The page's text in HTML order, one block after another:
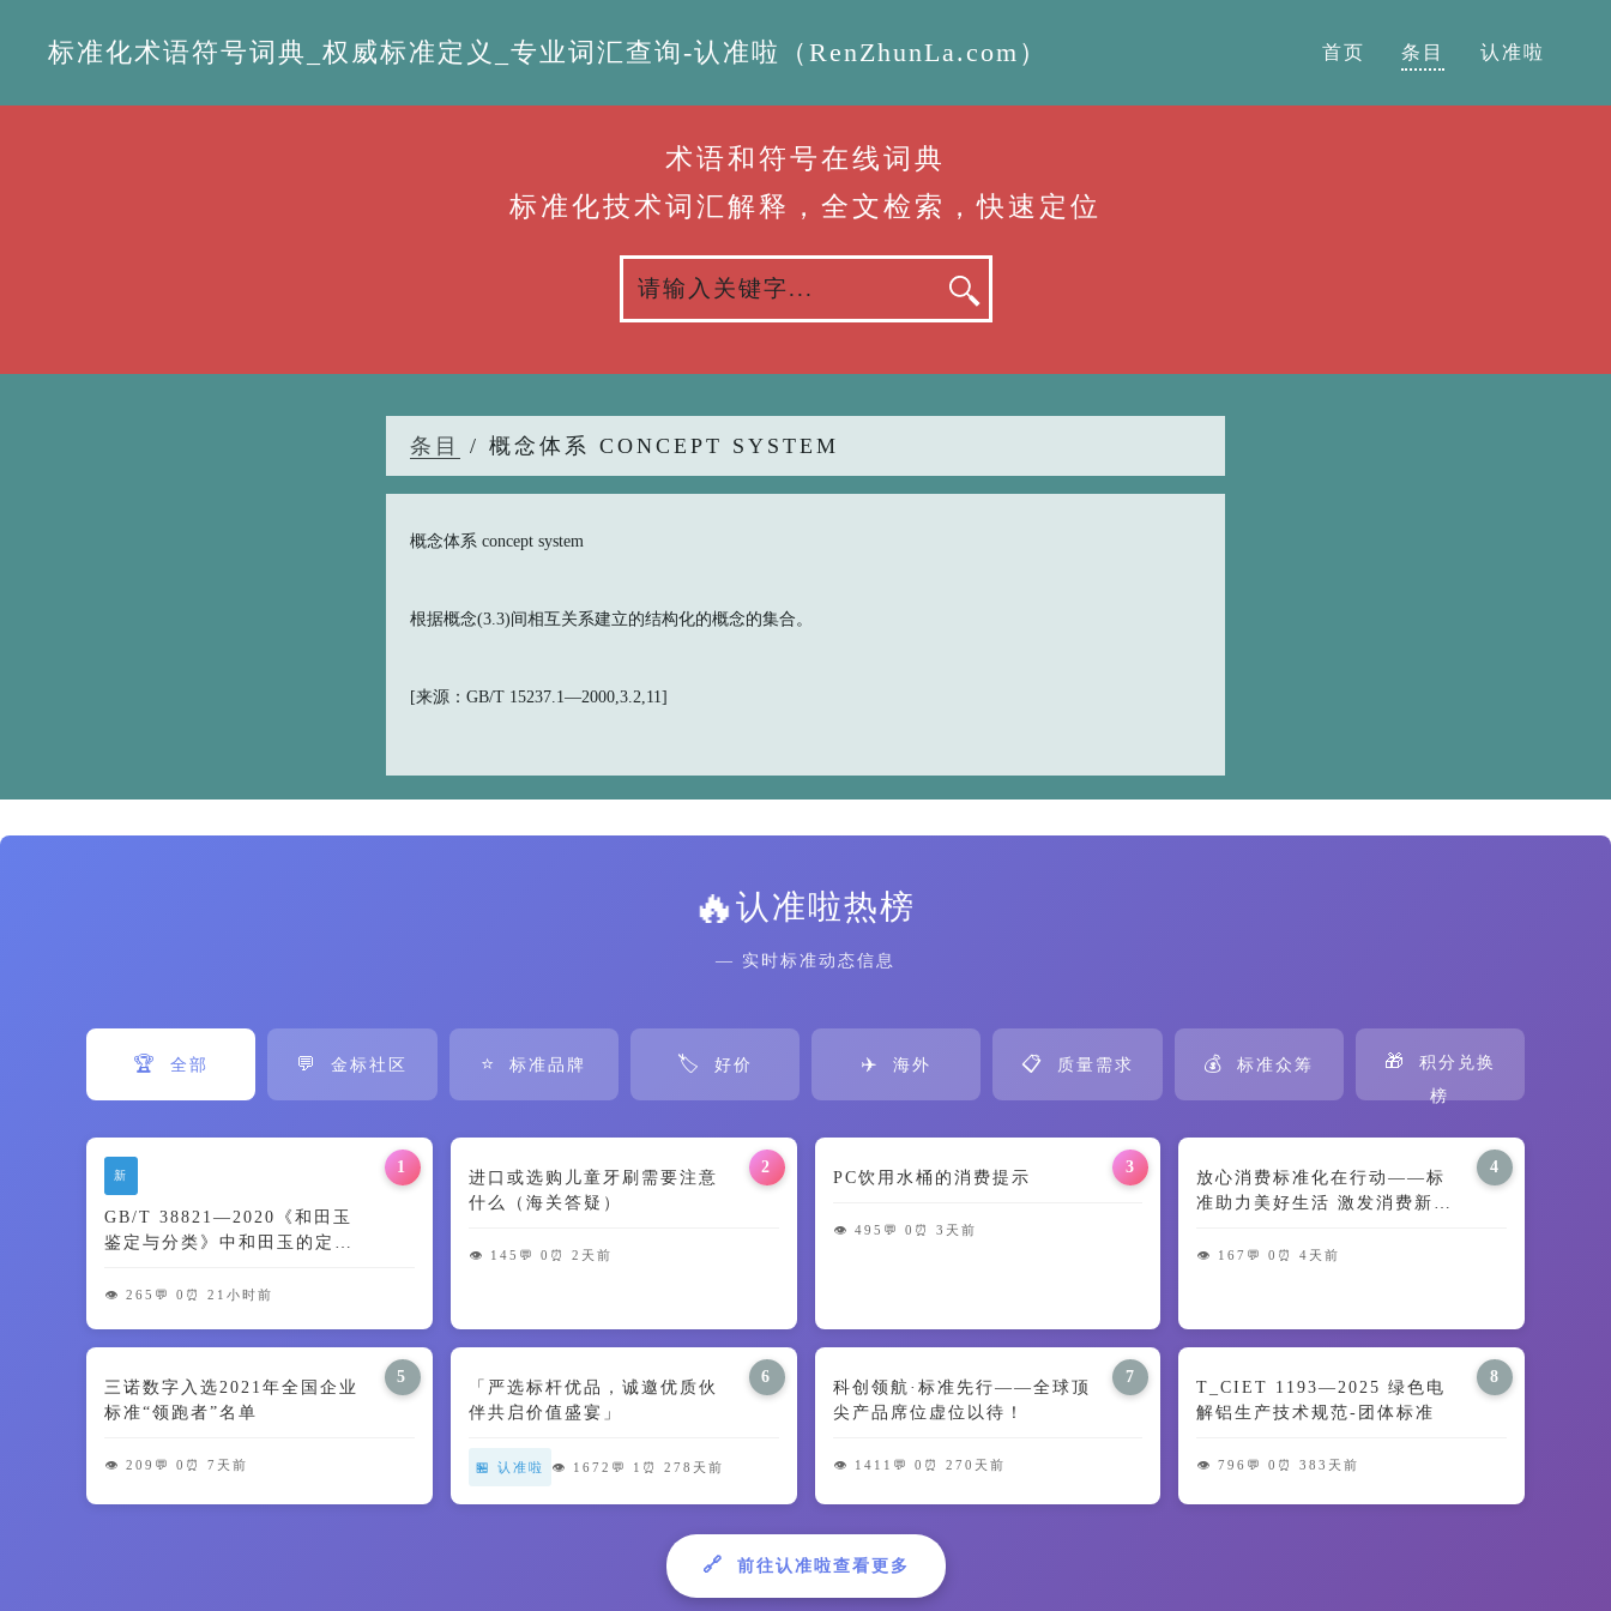
标准化术语符号词典_权威标准定义_专业词汇查询-认准啦（RenZhunLa.com） 首页 条目 认准啦
术语和符号在线词典
标准化技术词汇解释，全文检索，快速定位
条目 / 概念体系 CONCEPT SYSTEM
概念体系 concept system
根据概念(3.3)间相互关系建立的结构化的概念的集合。
[来源：GB/T 15237.1—2000,3.2,11]
🔥认准啦热榜
— 实时标准动态信息
🏆 全部 💬 金标社区 ⭐ 标准品牌 🏷️ 好价 ✈️ 海外 📋 质量需求 💰 标准众筹 🎁
积分兑换
榜
1
新
GB/T 38821—2020《和田玉
鉴定与分类》中和田玉的定义
👁️ 265 💬 0 ⏰ 21小时前
2
进口或选购儿童牙刷需要注意
什么（海关答疑）
👁️ 145 💬 0 ⏰ 2天前
3
PC饮用水桶的消费提示
👁️ 495 💬 0 ⏰ 3天前
4
放心消费标准化在行动——标
准助力美好生活 激发消费新动
👁️ 167 💬 0 ⏰ 4天前
5
三诺数字入选2021年全国企业
标准“领跑者”名单
👁️ 209 💬 0 ⏰ 7天前
6
「严选标杆优品，诚邀优质伙
伴共启价值盛宴」
🏪 认准啦 👁️ 1672 💬 1 ⏰ 278天前
7
科创领航·标准先行——全球顶
尖产品席位虚位以待！
👁️ 1411 💬 0 ⏰ 270天前
8
T_CIET 1193—2025 绿色电
解铝生产技术规范-团体标准
👁️ 796 💬 0 ⏰ 383天前
🔗 前往认准啦查看更多